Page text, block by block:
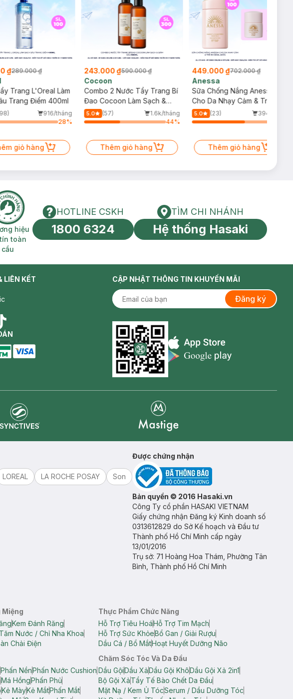
₫289.000 ₫
Trang L'Oreal Làm
Trang Điểm 400ml
916/tháng
28%
giỏ hàng
243.000 ₫590.000 ₫
Cocoon
Combo 2 Nước Tẩy Trang Bí
Đao Cocoon Làm Sạch &
Giảm Dầu 500ml
5.0 (57)
1.6k/tháng
44%
Thêm giỏ hàng
449.000 ₫702.000 ₫
Anessa
Sữa Chống Nắng Anessa
Cho Da Nhạy Cảm & Trẻ Em
60ml (Mới)
5.0 (23)
394/tháng
Thêm giỏ hàng
Thương hiệu uy tín toàn cầu
hiệu
toàn
cầu
HOTLINE CSKH
HOTLINE CSKH
1800 6324
Tìm chi nhánh
TÌM CHI NHÁNH
Hệ thống Hasaki
LIÊN KẾT CẬP NHẬT THÔNG TIN KHUYẾN MÃI
Đăng ký
Appstore icon
LOREAL LA ROCHE POSAY
Son
Được chứng nhận
Bản quyền © 2016 Hasaki.vn
Công Ty cổ phần HASAKI VIETNAM
Giấy chứng nhận Đăng ký Kinh doanh số
0313612829 do Sở Kế hoạch và Đầu tư
Thành phố Hồ Chí Minh cấp ngày
13/01/2016
Trụ sở: 71 Hoàng Hoa Thám, Phường Tân
Bình, Thành phố Hồ Chí Minh
Miệng
Kem Đánh Răng
Tăm Nước / Chỉ Nha Khoa
Chải Điện
Thực Phẩm Chức Năng
Hỗ Trợ Tiêu HoáHỗ Trợ Tim Mạch
Hỗ Trợ Sức KhỏeBổ Gan / Giải Rượu
Dầu Cá / Bổ MắtHoạt Huyết Dưỡng Não
Phấn NềnPhấn Nước Cushion
Má HồngPhấn Phủ
Kẻ MàyKẻ MắtPhấn Mắt
Chăm Sóc Tóc Và Da Đầu
Dầu GộiDầu XảDầu Gội KhôDầu Gội Xả 2in1
Bộ Gội XảTẩy Tế Bào Chết Da Đầu
Mặt Nạ / Kem Ủ TócSerum / Dầu Dưỡng Tóc